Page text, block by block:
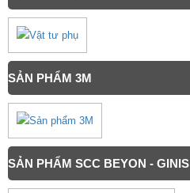
SẢN PHẨM 3M
SẢN PHẨM SCC BEYON - GINIS